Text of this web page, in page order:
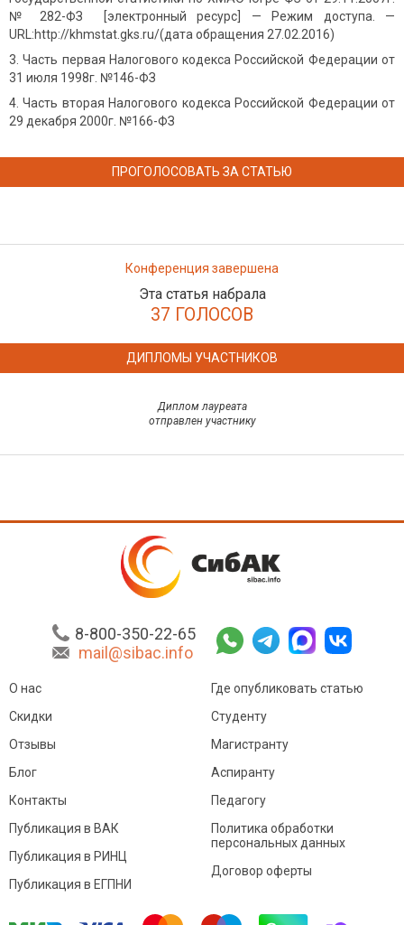
№ 282-ФЗ [электронный ресурс] — Режим доступа. —
URL:http://khmstat.gks.ru/(дата обращения 27.02.2016)
Часть первая Налогового кодекса Российской Федерации от
31 июля 1998г. №146-ФЗ
Часть вторая Налогового кодекса Российской Федерации от
29 декабря 2000г. №166-ФЗ
ПРОГОЛОСОВАТЬ ЗА СТАТЬЮ
Конференция завершена
Эта статья набрала
37 ГОЛОСОВ
ДИПЛОМЫ УЧАСТНИКОВ
Диплом лауреата
отправлен участнику
8-800-350-22-65
mail@sibac.info
О нас
Скидки
Отзывы
Блог
Контакты
Где опубликовать статью
Студенту
Магистранту
Аспиранту
Педагогу
Публикация в ВАК
Публикация в РИНЦ
Публикация в ЕГПНИ
Политика обработки
персональных данных
Договор оферты